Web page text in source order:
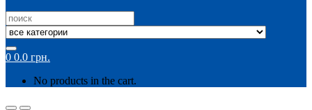
Search
for:
0 0.0 грн.
No products in the cart.